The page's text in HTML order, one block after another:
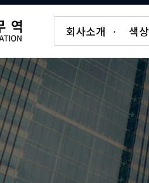
회사소개 · 색